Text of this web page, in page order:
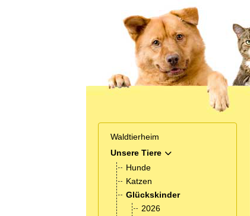
Waldtierheim
Unsere Tiere
Hunde
Katzen
Glückskinder
2026